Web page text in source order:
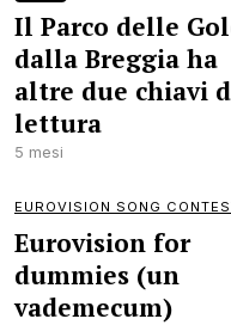
Il Parco delle
dalla Breggia ha
altre due chiavi
lettura
5 mesi
EUROVISION SONG
Eurovision for
dummies (un
vademecum)